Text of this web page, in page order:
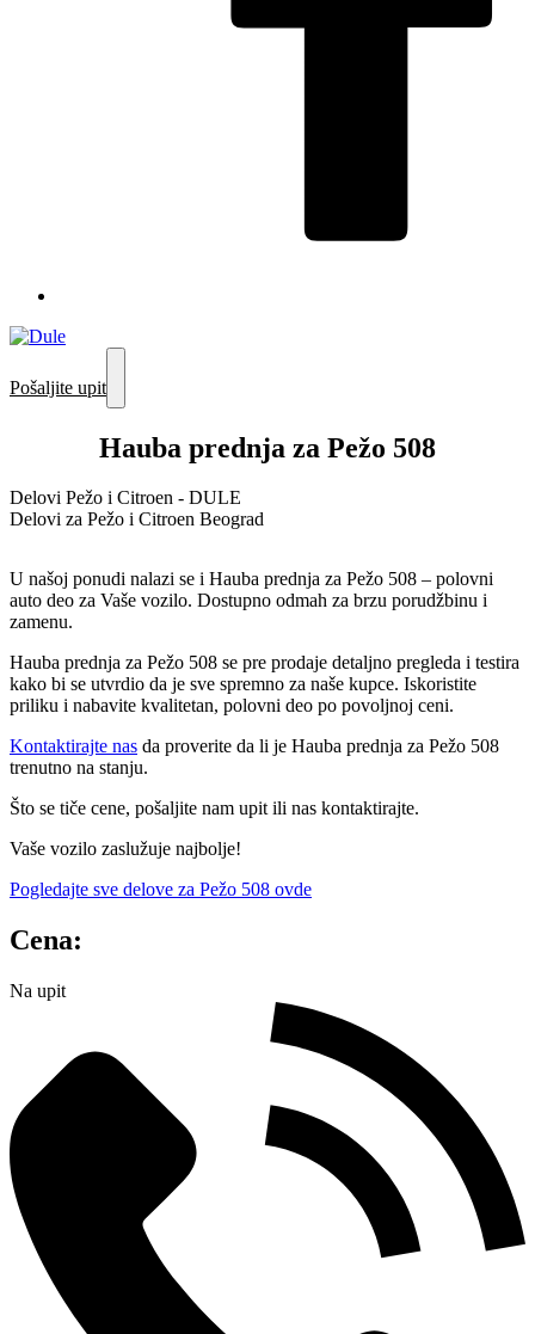
Pošaljite upit
Hauba prednja za Pežo 508
Delovi Pežo i Citroen - DULE
Delovi za Pežo i Citroen Beograd
U našoj ponudi nalazi se i Hauba prednja za Pežo 508 – polovni
auto deo za Vaše vozilo. Dostupno odmah za brzu porudžbinu i
zamenu.
Hauba prednja za Pežo 508 se pre prodaje detaljno pregleda i testira
kako bi se utvrdio da je sve spremno za naše kupce. Iskoristite
priliku i nabavite kvalitetan, polovni deo po povoljnoj ceni.
Kontaktirajte nas da proverite da li je Hauba prednja za Pežo 508
trenutno na stanju.
Što se tiče cene, pošaljite nam upit ili nas kontaktirajte.
Vaše vozilo zaslužuje najbolje!
Pogledajte sve delove za Pežo 508 ovde
Cena:
Na upit